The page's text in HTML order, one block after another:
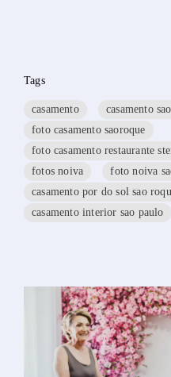
Tags
casamento casamento
foto casamento saoroque
foto casamento restaurante
fotos noiva
foto noiva
casamento por do sol sao
casamento interior sao paulo